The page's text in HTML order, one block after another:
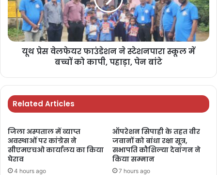
यूथ प्रेस वेलफेयर फाउंडेशन ने स्टेशनपारा स्कूल में
बच्चों को कापी, पहाड़ा, पेन बांटे
Related Articles
जिला अस्पताल में व्याप्त
अवस्थाओं पर कांग्रेस ने
सीएमएचओ कार्यालय का किया
घेराव
4 hours ago
ऑपरेशन सिपाही के तहत वीर
जवानों को बांधा रक्षा सूत्र,
सभापति कौशिल्या देवांगन ने
किया सम्मान
7 hours ago